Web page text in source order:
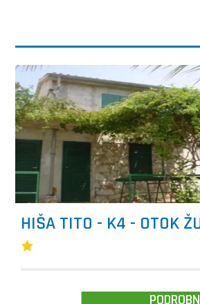
HIŠA TITO - K4 - OTOK